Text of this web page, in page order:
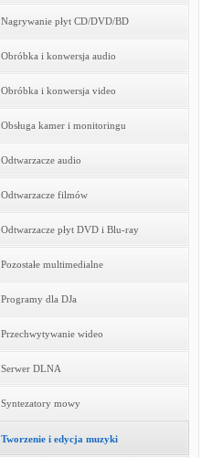
Nagrywanie płyt CD/DVD/BD
Obróbka i konwersja audio
Obróbka i konwersja video
Obsługa kamer i monitoringu
Odtwarzacze audio
Odtwarzacze filmów
Odtwarzacze płyt DVD i Blu-ray
Pozostałe multimedialne
Programy dla DJa
Przechwytywanie wideo
Serwer DLNA
Syntezatory mowy
Tworzenie i edycja muzyki